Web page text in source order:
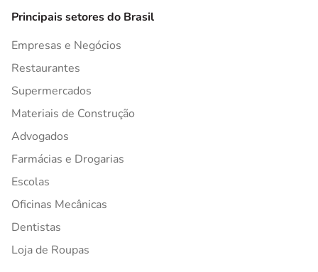
Principais setores do Brasil
Empresas e Negócios
Restaurantes
Supermercados
Materiais de Construção
Advogados
Farmácias e Drogarias
Escolas
Oficinas Mecânicas
Dentistas
Loja de Roupas